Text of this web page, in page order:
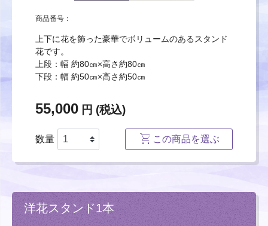
商品番号：
上下に花を飾った豪華でボリュームのあるスタンド
花です。
上段：幅 約80㎝×高さ約80㎝
下段：幅 約50㎝×高さ約50㎝
55,000 円 (税込)
数量 この商品を選ぶ
洋花スタンド1本